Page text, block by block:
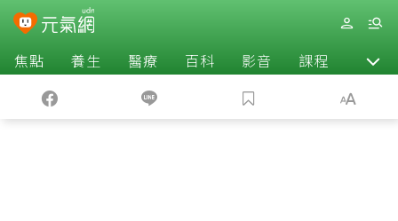
焦點 養生 醫療 百科 影音 課程 退休